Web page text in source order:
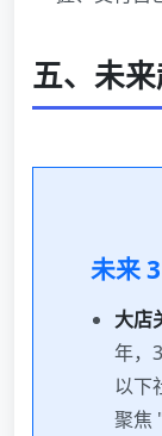
五、未
未来
大店
年，
以下
聚焦